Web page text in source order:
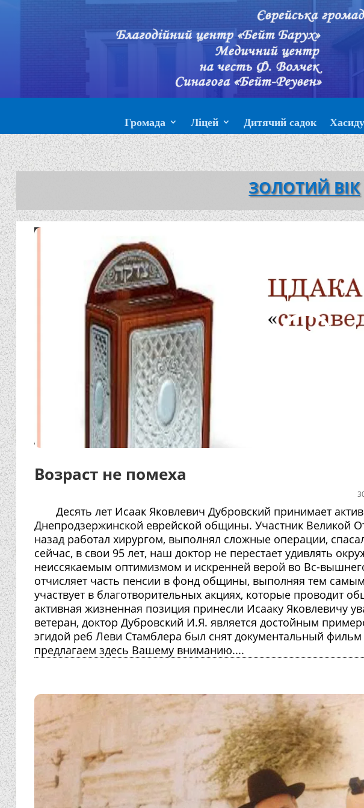
Громада Ліцей Дитячий садок
ЗОЛОТИЙ ВІК
Возраст не помеха
Десять лет Исаак Яковлевич Дубровский принимает
Днепродзержинской еврейской общины. Участник Великой
назад работал хирургом, выполнял сложные операции,
сейчас, в свои 95 лет, наш доктор не перестает удивлять
неиссякаемым оптимизмом и искренней верой во Вс-
отчисляет часть пенсии в фонд общины, выполняя тем
участвует в благотворительных акциях, которые проводит
активная жизненная позиция принесли Исааку Яковлевичу
ветеран, доктор Дубровский И.Я. является достойным
эгидой реб Леви Стамблера был снят документальный
предлагаем здесь Вашему вниманию....